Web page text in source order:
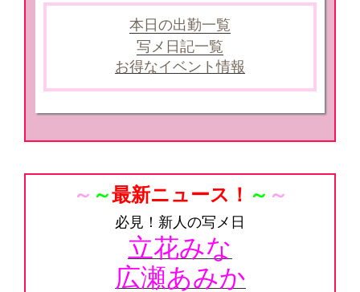
本日の出勤一覧
写メ日記一覧
お得なイベント情報
～ ～最新ニュース！ ～ ～
必見！新人の写メ日
立花みな
広瀬あみか